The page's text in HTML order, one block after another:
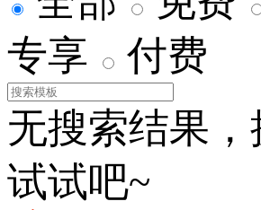
专享
付费
无搜索结果，
试试吧~